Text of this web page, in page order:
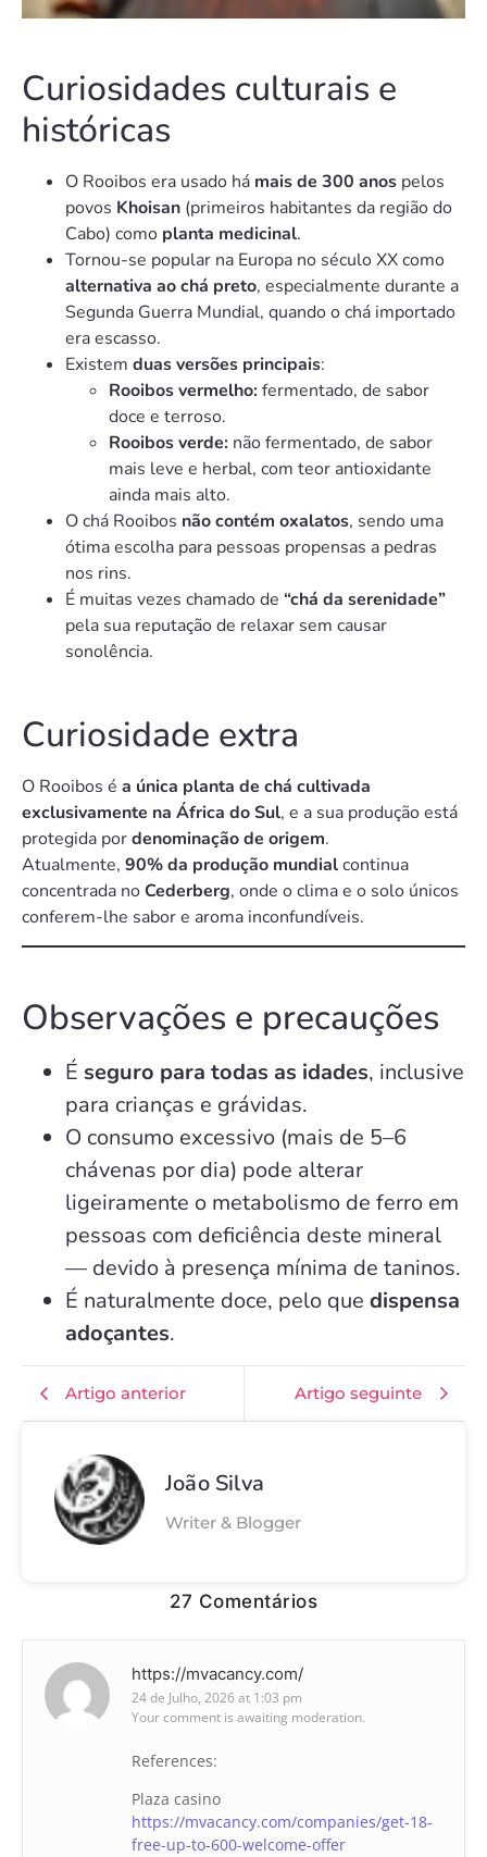
Curiosidades culturais e
históricas
O Rooibos era usado há mais de 300 anos pelos
povos Khoisan (primeiros habitantes da região do
Cabo) como planta medicinal.
Tornou-se popular na Europa no século XX como
alternativa ao chá preto, especialmente durante a
Segunda Guerra Mundial, quando o chá importado
era escasso.
Existem duas versões principais:
Rooibos vermelho:fermentado, de sabor
doce e terroso.
Rooibos verde: não fermentado, de sabor
mais leve e herbal, com teor antioxidante
ainda mais alto.
O chá Rooibos não contém oxalatos, sendo uma
ótima escolha para pessoas propensas a pedras
nos rins.
É muitas vezes chamado de “chá da serenidade”
pela sua reputação de relaxar sem causar
sonolência.
Curiosidade extra
O Rooibos é a única planta de chá cultivada
exclusivamente na África do Sul, e a sua produção está
protegida pordenominação de origem.
Atualmente, 90% da produção mundialcontinua
concentrada noCederberg, onde o clima e o solo únicos
conferem-lhe sabor e aroma inconfundíveis.
Observações e precauções
É seguro para todas as idades, inclusive
para crianças e grávidas.
O consumo excessivo (mais de 5–6
chávenas por dia) pode alterar
ligeiramente o metabolismo de ferro em
pessoas com deficiência deste mineral
— devido à presença mínima de taninos.
É naturalmente doce, pelo que dispensa
adoçantes.
Artigo anterior Artigo seguinte
João Silva
Writer & Blogger
27 Comentários
https://mvacancy.com/
24 de Julho, 2026 at 1:03 pm
Your comment is awaiting moderation.
References:
Plaza casino
https://mvacancy.com/companies/get-18-
free-up-to-600-welcome-offer